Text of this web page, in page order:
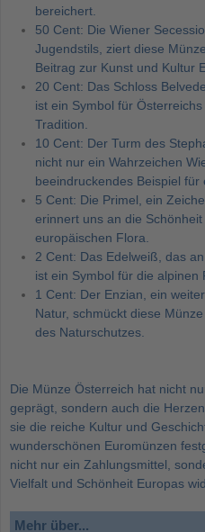
bereichert.
50 Cent: Die Wiener
Jugendstils, ziert diese
Beitrag zur Kunst und Kultur
20 Cent: Das Schloss
ist ein Symbol für
Tradition.
10 Cent: Der Turm des
nicht nur ein Wahrzeichen
beeindruckendes Beispiel für
5 Cent: Die Primel, ein
erinnert uns an die
europäischen Flora.
2 Cent: Das Edelweiß, das
ist ein Symbol für die alpinen
1 Cent: Der Enzian, ein
Natur, schmückt diese
des Naturschutzes.
Die Münze Österreich hat nicht
geprägt, sondern auch die
sie die reiche Kultur und
wunderschönen Euromünzen
nicht nur ein Zahlungsmittel,
Vielfalt und Schönheit Europas
Mehr über...